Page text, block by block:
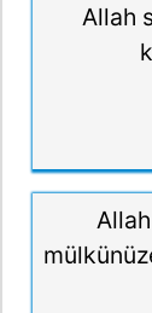
Allah